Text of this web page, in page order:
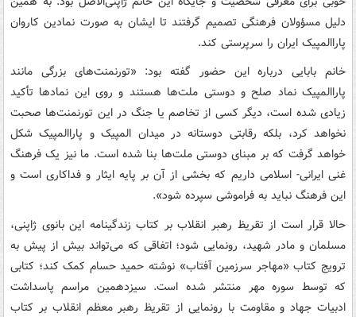
دلیل مسؤولان فرهنگی تصمیم گرفتند تا ایشان به صورت نمادین کاروان
پاراالمپیک ایران را سرپرستی کند.
خانم بابایی درباره این حضور گفته بود: «تورنمنت‌های بزرگی مانند
پاراالمپیک نماد صلح و دوستی ملت‌ها هستند و روی این نمادها تأکید
زیادی شده است، دیگر کسی از تخاصم یا جنگ در این تورنمنت‌ها صحبت
نخواهد کرد، بلکه رقابتی دوستانه در میدان المپیک و پاراالمپیک شکل
خواهد گرفت که بر مبنای دوستی ملت‌ها بنا شده است. ما نیز یک فرهنگ
غنی ایرانی- اسلامی داریم که بخشی از آن بر پایه ایثار و فداکاری است و
این فرهنگ نباید به فراموشی سپرده شود».
حالا قرار است از تقریظ رهبر انقلاب بر کتاب زندگینامه این بانوی ژاپنی،
مسلمان و مادر شهید، رونمایی شود؛ اتفاقی که می‌تواند بیش از پیش به
ترویج کتاب «مهاجر سرزمین آفتاب» نوشته حمید حسام کمک کند؛ کتابی
که توسط سوره مهر منتشر شده است. سیزدهمین مراسم پاسداشت
ادبیات جهاد و مقاومت با رونمایی از تقریظ رهبر معظم انقلاب بر کتاب